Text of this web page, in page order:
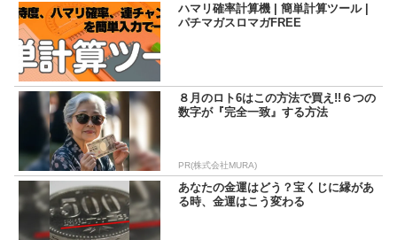
ハマリ確率計算機 | 簡単計算ツール |
パチマガスロマガFREE
８月のロト6はこの方法で買え!!６つの
数字が『完全一致』する方法
PR(株式会社MURA)
あなたの金運はどう？宝くじに縁があ
る時、金運はこう変わる